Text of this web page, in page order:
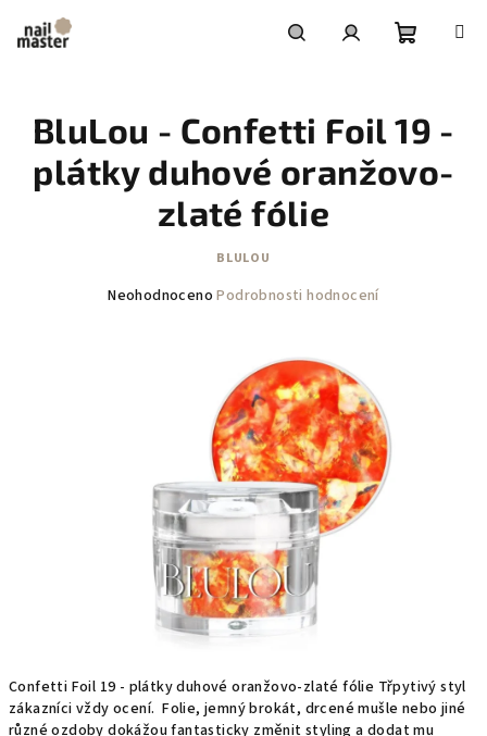
obsah
košík
Confetti Foil 19 - plátky duhové oranžovo-zlaté fólie Třpytivý styl
zákazníci vždy ocení. Folie, jemný brokát, drcené mušle nebo jiné
různé ozdoby dokážou fantasticky změnit styling a dodat mu
BluLou - Confetti Foil 19 -
plátky duhové oranžovo-
zlaté fólie
BLULOU
Průměrné
Neohodnoceno Podrobnosti hodnocení